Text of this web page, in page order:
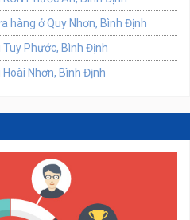
hàng ở Quy Nhơn, Bình Định
Phước, Bình Định
Nhơn, Bình Định